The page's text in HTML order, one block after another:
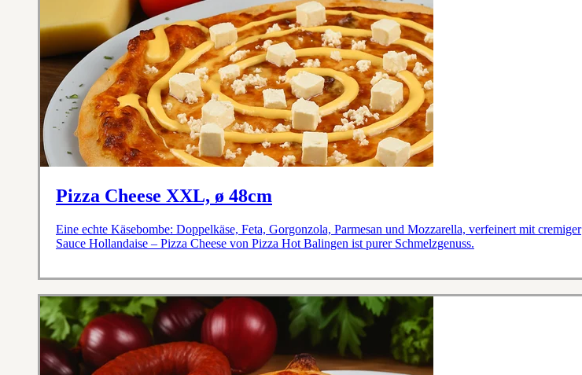
Pizza Cheese XXL, ø 48cm
Eine echte Käsebombe: Doppelkäse, Feta, Gorgonzola, Parmesan und Mozzarella, verfeinert mit cremiger
Sauce Hollandaise – Pizza Cheese von Pizza Hot Balingen ist purer Schmelzgenuss.